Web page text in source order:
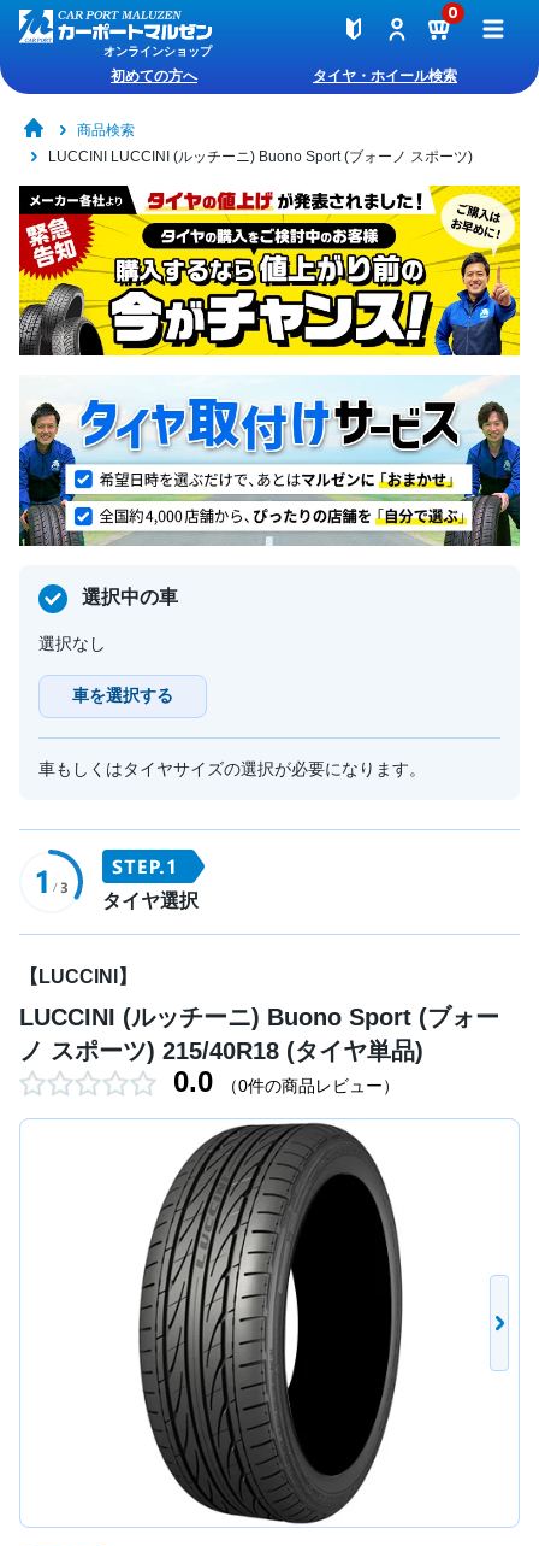
オンラインショップ
0
初めての方へ タイヤ・ホイール検索
商品検索
LUCCINI LUCCINI (ルッチーニ) Buono Sport (ブォーノ スポーツ)
選択中の車
選択なし
車を選択する
車もしくはタイヤサイズの選択が必要になります。
タイヤ選択
【LUCCINI】
LUCCINI (ルッチーニ) Buono Sport (ブォー
ノ スポーツ) 215/40R18 (タイヤ単品)
0.0 （0件の商品レビュー）